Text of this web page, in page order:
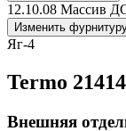
12.10.08 Массив
Изменить
Яг-4
Termo
Внешняя